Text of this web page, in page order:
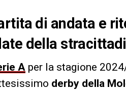
di andata e
della
A per la stagione
derby della